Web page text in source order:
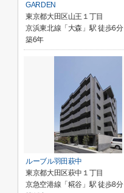
GARDEN
東京都大田区山王１丁目
京浜東北線「大森」駅 徒歩6分
築6年
ルーブル羽田萩中
東京都大田区萩中１丁目
京急空港線「糀谷」駅 徒歩8分